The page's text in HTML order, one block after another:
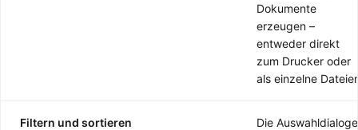
Dokumente
erzeugen –
entweder direkt
zum Drucker oder
als einzelne
Filtern und sortieren
Die Auswahldialoge